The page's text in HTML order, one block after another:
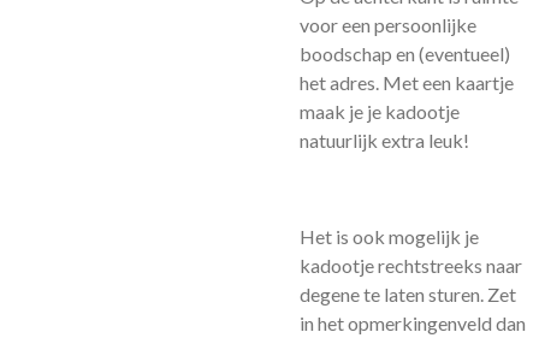
voor een persoonlijke
boodschap en (eventueel)
het adres. Met een kaartje
maak je je kadootje
natuurlijk extra leuk!
Het is ook mogelijk je
kadootje rechtstreeks naar
degene te laten sturen. Zet
in het opmerkingenveld dan